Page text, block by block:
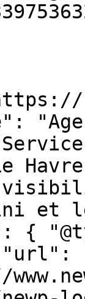
et
{